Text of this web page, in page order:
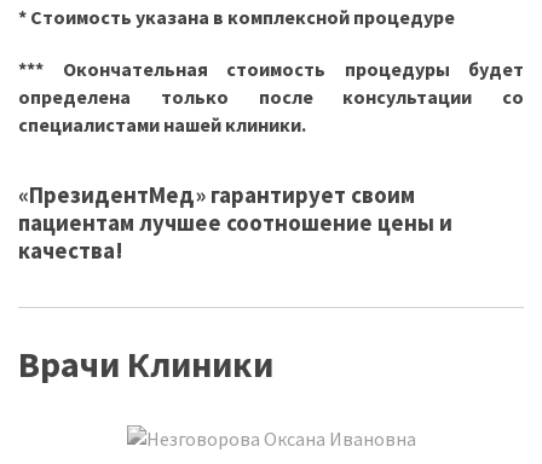
* Cтоимость указана в комплексной процедуре
*** Окончательная стоимость процедуры будет
определена только после консультации со
специалистами нашей клиники.
«ПрезидентМед» гарантирует своим
пациентам лучшее соотношение цены и
качества!
Врачи Клиники